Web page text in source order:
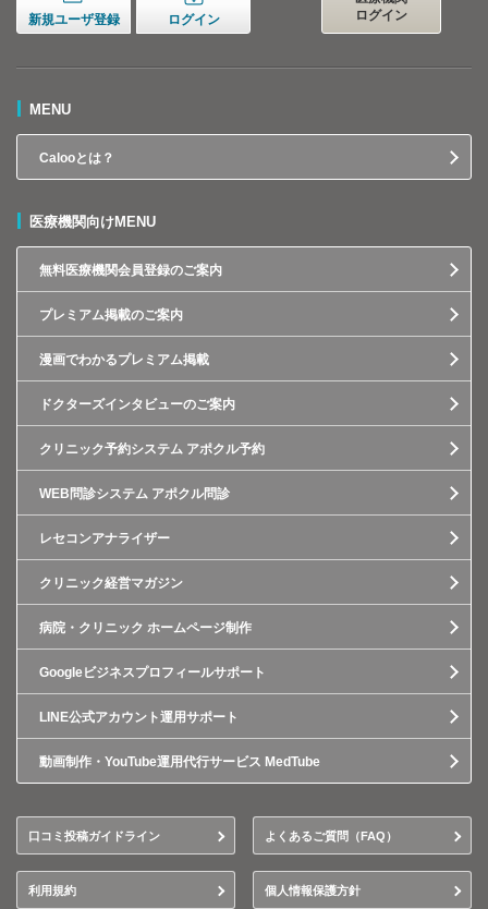
新規ユーザ登録 ログイン
ログイン
MENU
Calooとは？
医療機関向けMENU
無料医療機関会員登録のご案内
プレミアム掲載のご案内
漫画でわかるプレミアム掲載
ドクターズインタビューのご案内
クリニック予約システム アポクル予約
WEB問診システム アポクル問診
レセコンアナライザー
クリニック経営マガジン
病院・クリニック ホームページ制作
Googleビジネスプロフィールサポート
LINE公式アカウント運用サポート
動画制作・YouTube運用代行サービス MedTube
口コミ投稿ガイドライン よくあるご質問（FAQ）
利用規約 個人情報保護方針